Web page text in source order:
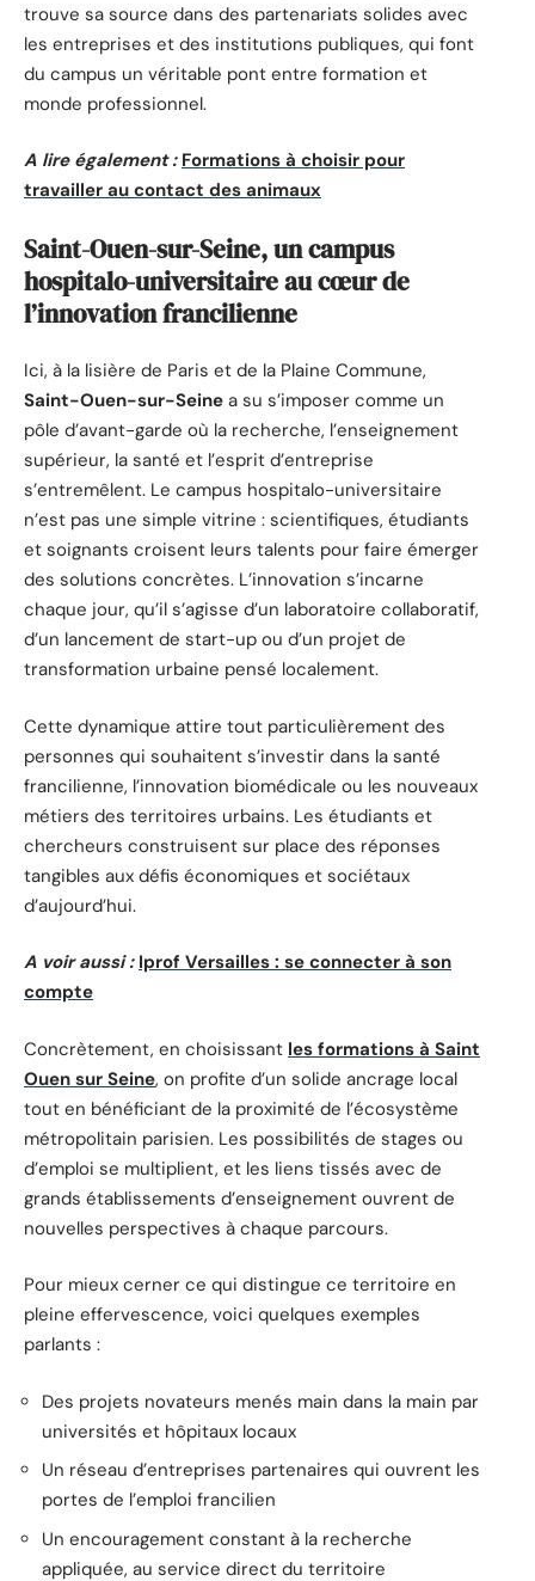
trouve sa source dans des partenariats solides avec
les entreprises et des institutions publiques, qui font
du campus un véritable pont entre formation et
monde professionnel.
A lire également : Formations à choisir pour
travailler au contact des animaux
Saint-Ouen-sur-Seine, un campus
hospitalo-universitaire au cœur de
l’innovation francilienne
Ici, à la lisière de Paris et de la Plaine Commune,
Saint-Ouen-sur-Seine a su s’imposer comme un
pôle d’avant-garde où la recherche, l’enseignement
supérieur, la santé et l’esprit d’entreprise
s’entremêlent. Le campus hospitalo-universitaire
n’est pas une simple vitrine : scientifiques, étudiants
et soignants croisent leurs talents pour faire émerger
des solutions concrètes. L’innovation s’incarne
chaque jour, qu’il s’agisse d’un laboratoire collaboratif,
d’un lancement de start-up ou d’un projet de
transformation urbaine pensé localement.
Cette dynamique attire tout particulièrement des
personnes qui souhaitent s’investir dans la santé
francilienne, l’innovation biomédicale ou les nouveaux
métiers des territoires urbains. Les étudiants et
chercheurs construisent sur place des réponses
tangibles aux défis économiques et sociétaux
d’aujourd’hui.
A voir aussi : Iprof Versailles : se connecter à son
compte
Concrètement, en choisissant les formations à Saint
Ouen sur Seine, on profite d’un solide ancrage local
tout en bénéficiant de la proximité de l’écosystème
métropolitain parisien. Les possibilités de stages ou
d’emploi se multiplient, et les liens tissés avec de
grands établissements d’enseignement ouvrent de
nouvelles perspectives à chaque parcours.
Pour mieux cerner ce qui distingue ce territoire en
pleine effervescence, voici quelques exemples
parlants :
Des projets novateurs menés main dans la main par
universités et hôpitaux locaux
Un réseau d’entreprises partenaires qui ouvrent les
portes de l’emploi francilien
Un encouragement constant à la recherche
appliquée, au service direct du territoire